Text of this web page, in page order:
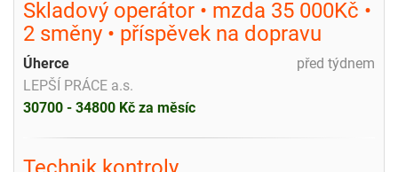
Skladový operátor • mzda 35 000Kč •
2 směny • příspěvek na dopravu
před týdnem
Úherce
LEPŠÍ PRÁCE a.s.
30700 - 34800 Kč za měsíc